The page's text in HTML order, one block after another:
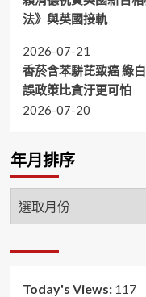
法》與英國接軌
2026-07-21
香菸含苯駢芘致癌 綠
誤政策比貪汙更可怕
2026-07-20
年月排序
年
月
序
Today's Views: 117